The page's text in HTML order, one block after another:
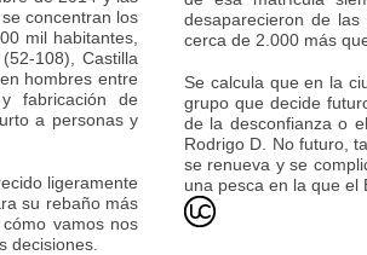
concentran los
mil habitantes,
108), Castilla
hombres entre
fabricación de
a personas y
ligeramente
su rebaño más
vamos nos
decisiones.
desaparecieron de
cerca de 2.000 más
Se calcula que en la
grupo que decide
de la desconfianza o
Rodrigo D. No futuro,
se renueva y se
una pesca en la que el